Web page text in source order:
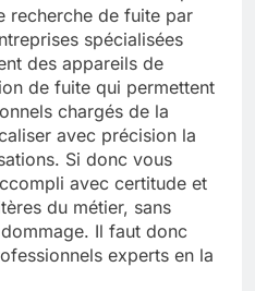
recherche de fuite par
spécialisées
des appareils de
de fuite qui permettent
chargés de la
avec précision la
Si donc vous
avec certitude et
du métier, sans
Il faut donc
experts en la